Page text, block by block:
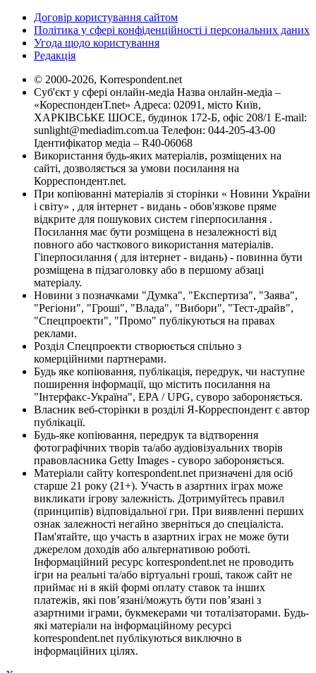
Договір користування сайтом
Політика у сфері конфіденційності і персональних даних
Угода щодо користування
Редакція
© 2000-2026, Korrespondent.net
Суб'єкт у сфері онлайн-медіа Назва онлайн-медіа –
«КореспонденТ.net» Адреса: 02091, місто Київ,
ХАРКІВСЬКЕ ШОСЕ, будинок 172-Б, офіс 208/1 E-mail:
sunlight@mediadim.com.ua Телефон: 044-205-43-00
Ідентифікатор медіа – R40-06068
Використання будь-яких матеріалів, розміщених на
сайті, дозволяється за умови посилання на
Корреспондент.net.
При копіюванні матеріалів зі сторінки « Новини України
і світу» , для інтернет - видань - обов'язкове пряме
відкрите для пошукових систем гіперпосилання .
Посилання має бути розміщена в незалежності від
повного або часткового використання матеріалів.
Гіперпосилання ( для інтернет - видань) - повинна бути
розміщена в підзаголовку або в першому абзаці
матеріалу.
Новини з позначками "Думка", "Експертиза", "Заява",
"Регіони", "Гроші", "Влада", "Вибори", "Тест-драйв",
"Спецпроекти", "Промо" публікуються на правах
реклами.
Розділ Спецпроекти створюється спільно з
комерційними партнерами.
Будь яке копіювання, публікація, передрук, чи наступне
поширення інформації, що містить посилання на
"Інтерфакс-Україна", EPA / UPG, суворо забороняється.
Власник веб-сторінки в розділі Я-Корреспондент є автор
публікації.
Будь-яке копіювання, передрук та відтворення
фотографічних творів та/або аудіовізуальних творів
правовласника Getty Images - суворо забороняється.
Матеріали сайту korrespondent.net призначені для осіб
старше 21 року (21+). Участь в азартних іграх може
викликати ігрову залежність. Дотримуйтесь правил
(принципів) відповідальної гри. При виявленні перших
ознак залежності негайно зверніться до спеціаліста.
Пам'ятайте, що участь в азартних іграх не може бути
джерелом доходів або альтернативою роботі.
Інформаційний ресурс korrespondent.net не проводить
ігри на реальні та/або віртуальні гроші, також сайт не
приймає ні в якій формі оплату ставок та інших
платежів, які пов’язані/можуть бути пов’язані з
азартними іграми, букмекерами чи тоталізаторами. Будь-
які матеріали на інформаційному ресурсі
korrespondent.net публікуються виключно в
інформаційних цілях.